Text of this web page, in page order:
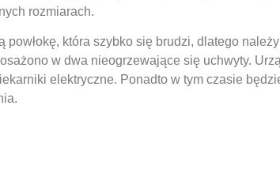
rozmiarach.
powłokę, która szybko się brudzi, dlatego
w dwa nieogrzewające się uchwyty.
elektryczne. Ponadto w tym czasie